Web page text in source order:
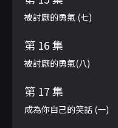
被討厭的勇氣 (七)
第 16 集
被討厭的勇氣(八)
第 17 集
成為你自己的笑話 (一)